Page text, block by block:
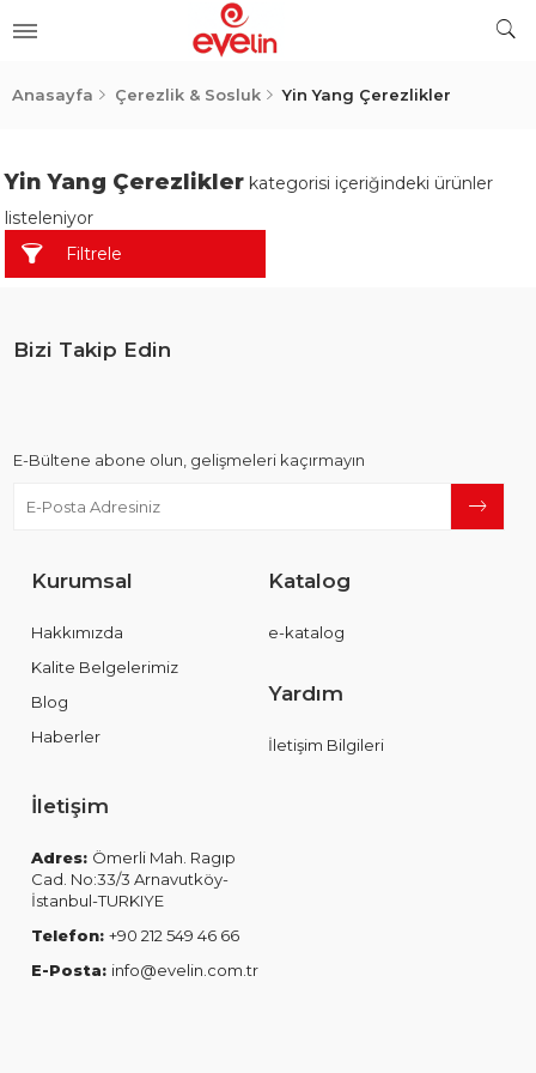
Anasayfa
Çerezlik & Sosluk Yin Yang Çerezlikler
Yin Yang Çerezlikler kategorisi içeriğindeki ürünler
listeleniyor
Filtrele
Kurumsal
Hakkımızda
Kalite Belgelerimiz
Blog
Haberler
Katalog
e-katalog
Yardım
İletişim Bilgileri
İletişim
Adres: Ömerli Mah. Ragıp
Cad. No:33/3 Arnavutköy-
İstanbul-TURKIYE
Telefon:+90 212 549 46 66
E-Posta: info@evelin.com.tr
Bizi Takip Edin
E-Bültene abone olun, gelişmeleri kaçırmayın